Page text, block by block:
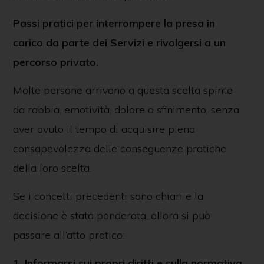
Passi pratici per interrompere la presa in
carico da parte dei Servizi e rivolgersi a un
percorso privato.
Molte persone arrivano a questa scelta spinte
da rabbia, emotività, dolore o sfinimento, senza
aver avuto il tempo di acquisire piena
consapevolezza delle conseguenze pratiche
della loro scelta.
Se i concetti precedenti sono chiari e la
decisione è stata ponderata, allora si può
passare all’atto pratico: